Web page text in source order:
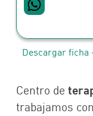
Descargar
Centro de
trabajamos